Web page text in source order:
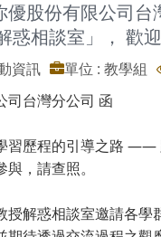
股份有限公司
相談室」， 歡迎
資訊 單位 : 教學組
司台灣分公司 函
習歷程的引導之路
，請查照。
解惑相談室邀請各